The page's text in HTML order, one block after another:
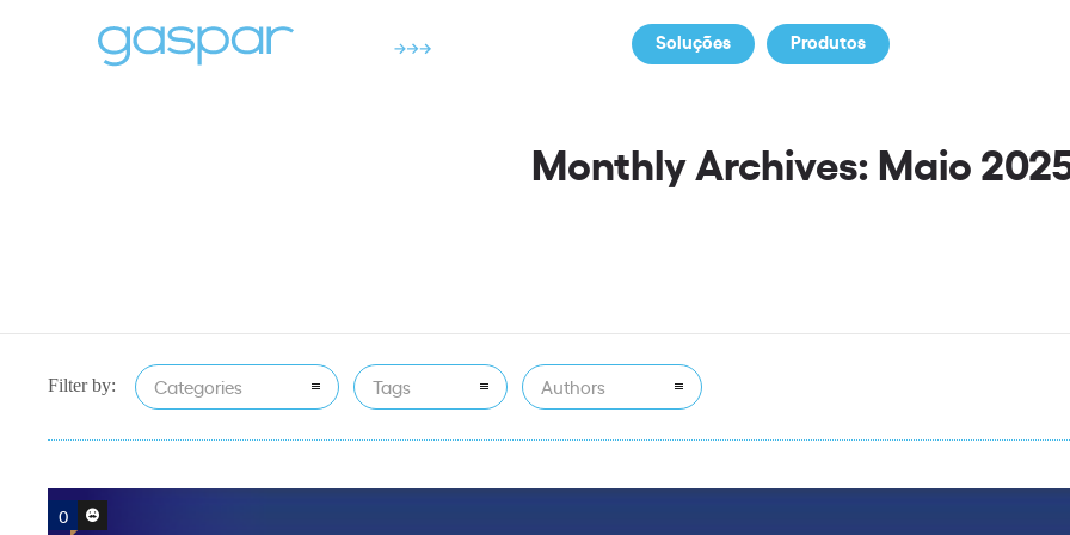
Soluções Produtos
Monthly Archives: Maio
Filter by: Categories Tags Authors
0 0